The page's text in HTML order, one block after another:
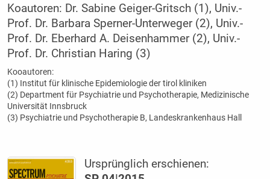
Koautoren: Dr. Sabine Geiger-Gritsch (1), Univ.-
Prof. Dr. Barbara Sperner-Unterweger (2), Univ.-
Prof. Dr. Eberhard A. Deisenhammer (2), Univ.-
Prof. Dr. Christian Haring (3)
Kooautoren:
(1) Institut für klinische Epidemiologie der tirol kliniken
(2) Department für Psychiatrie und Psychotherapie, Medizinische
Universität Innsbruck
(3) Psychiatrie und Psychotherapie B, Landeskrankenhaus Hall
Ursprünglich erschienen: